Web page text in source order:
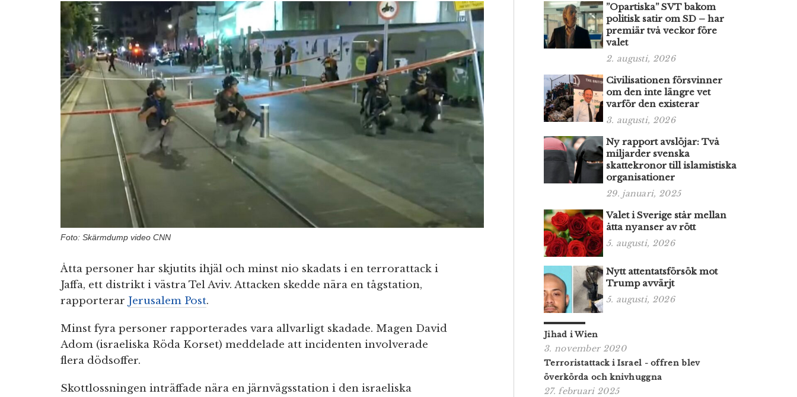
Foto: Skärmdump video CNN
Åtta personer har skjutits ihjäl och minst nio skadats i en terrorattack i
Jaffa, ett distrikt i västra Tel Aviv. Attacken skedde nära en tågstation,
rapporterar Jerusalem Post.
Minst fyra personer rapporterades vara allvarligt skadade. Magen David
Adom (israeliska Röda Korset) meddelade att incidenten involverade
flera dödsoffer.
Skottlossningen inträffade nära en järnvägsstation i den israeliska
”Opartiska” SVT bakom
politisk satir om SD – har
premiär två veckor före
valet
2. augusti, 2026
Civilisationen försvinner
om den inte längre vet
varför den existerar
3. augusti, 2026
Ny rapport avslöjar: Två
miljarder svenska
skattekronor till islamistiska
organisationer
29. januari, 2025
Valet i Sverige står mellan
åtta nyanser av rött
5. augusti, 2026
Nytt attentatsförsök mot
Trump avvärjt
5. augusti, 2026
Jihad i Wien
3. november 2020
Terroristattack i Israel - offren blev
överkörda och knivhuggna
27. februari 2025